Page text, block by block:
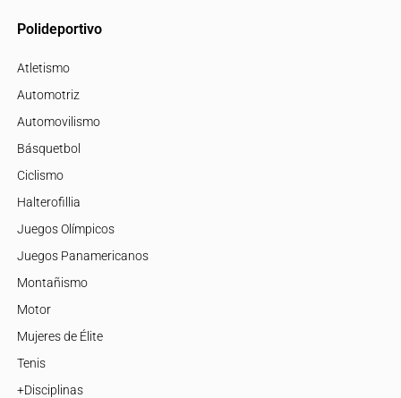
Polideportivo
Atletismo
Automotriz
Automovilismo
Básquetbol
Ciclismo
Halterofillia
Juegos Olímpicos
Juegos Panamericanos
Montañismo
Motor
Mujeres de Élite
Tenis
+Disciplinas